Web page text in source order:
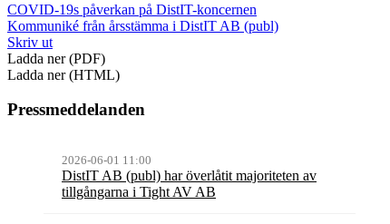
COVID-19s påverkan på DistIT-koncernen
Kommuniké från årsstämma i DistIT AB (publ)
Skriv ut
Ladda ner (PDF)
Ladda ner (HTML)
Pressmeddelanden
2026-06-01 11:00
DistIT AB (publ) har överlåtit majoriteten av
tillgångarna i Tight AV AB